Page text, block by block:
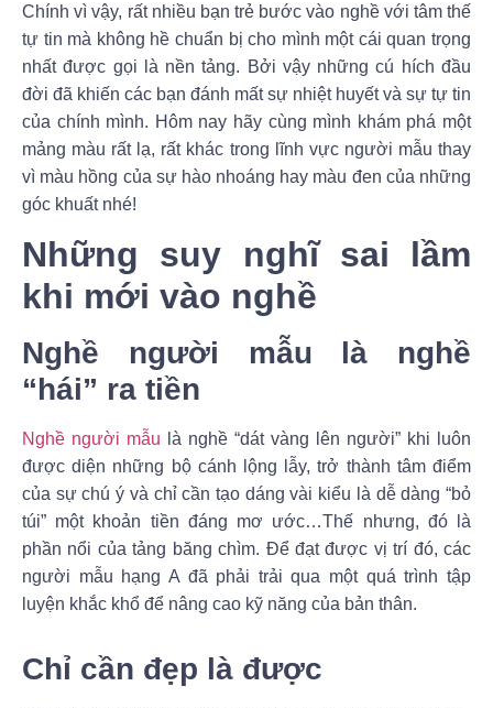
Chính vì vậy, rất nhiều bạn trẻ bước vào nghề với tâm thế
tự tin mà không hề chuẩn bị cho mình một cái quan trọng
nhất được gọi là nền tảng. Bởi vậy những cú hích đầu
đời đã khiến các bạn đánh mất sự nhiệt huyết và sự tự tin
của chính mình. Hôm nay hãy cùng mình khám phá một
mảng màu rất lạ, rất khác trong lĩnh vực người mẫu thay
vì màu hồng của sự hào nhoáng hay màu đen của những
góc khuất nhé!
Những suy nghĩ sai lầm
khi mới vào nghề
Nghề người mẫu là nghề
“hái” ra tiền
Nghề người mẫu là nghề “dát vàng lên người” khi luôn
được diện những bộ cánh lộng lẫy, trở thành tâm điểm
của sự chú ý và chỉ cần tạo dáng vài kiểu là dễ dàng “bỏ
túi” một khoản tiền đáng mơ ước…Thế nhưng, đó là
phần nổi của tảng băng chìm. Để đạt được vị trí đó, các
người mẫu hạng A đã phải trải qua một quá trình tập
luyện khắc khổ để nâng cao kỹ năng của bản thân.
Chỉ cần đẹp là được